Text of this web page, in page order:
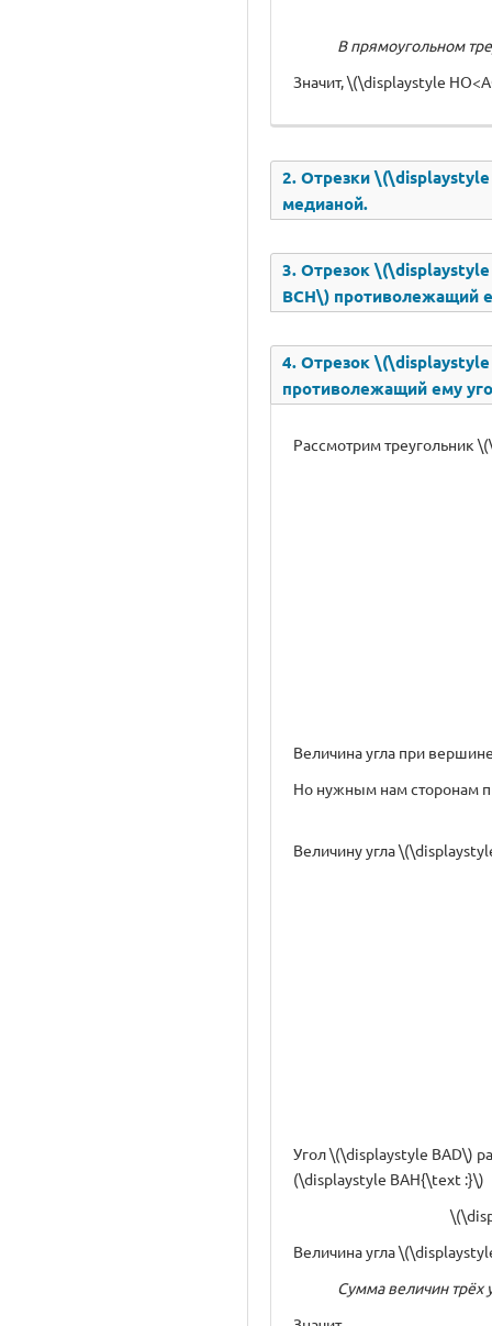
В прямоугольном
Значит, \(\displaystyle
2. Отрезки
медианой.
3. Отрезок
BCH\) противолежащий
4. Отрезок
противолежащий ему
Рассмотрим треугольник
Величина угла при
Но нужным нам сторонам
Величину угла
Угол \(\displaystyle BAD\)
(\displaystyle BAH{\text :}\)
Величина угла
Сумма величин трёх